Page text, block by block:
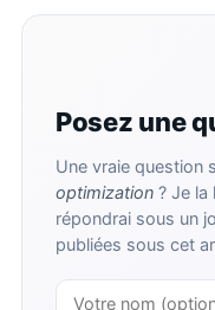
Posez une
Une vraie question
optimization ? Je la
répondrai sous un
publiées sous cet